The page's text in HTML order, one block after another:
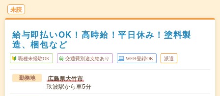
未読
給与即払いOK！高時給！平日休み！塗料製
造、梱包など
職種未経験OK 交通費別途支給あり WEB登録OK 派遣
勤務地 広島県大竹市
玖波駅から車5分